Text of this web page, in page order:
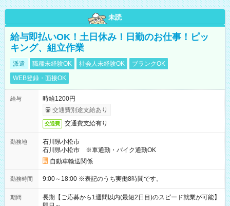
未読
給与即払いOK！土日休み！日勤のお仕事！ピッ
キング、組立作業
派遣 職種未経験OK 社会人未経験OK
ブランクOK
WEB登録・面接OK
給与
時給1200円
交通費別途支給あり
交通費 交通費支給有り
勤務地
石川県小松市
石川県小松市 ※車通勤・バイク通勤OK
自動車輸送関係
勤務時間 9:00～18:00 ※表記のうち実働8時間です。
期間
長期【ご応募から1週間以内(最短2日目)のスピード就業が可能】